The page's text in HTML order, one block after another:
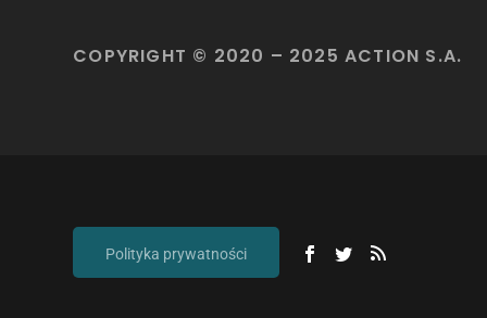
COPYRIGHT © 2020 – 2025 ACTION S.A.
Polityka prywatności